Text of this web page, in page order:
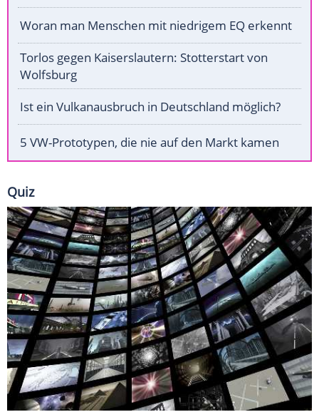
Woran man Menschen mit niedrigem EQ erkennt
Torlos gegen Kaiserslautern: Stotterstart von
Wolfsburg
Ist ein Vulkanausbruch in Deutschland möglich?
5 VW-Prototypen, die nie auf den Markt kamen
Quiz